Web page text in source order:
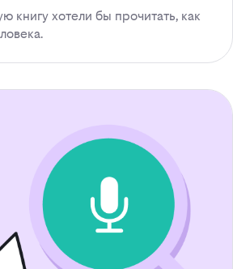
книгу хотели бы прочитать, как